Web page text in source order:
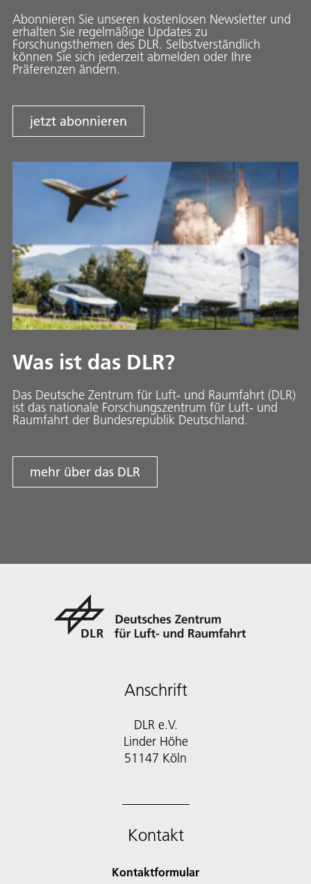
Abonnieren Sie unseren kostenlosen Newsletter und
erhalten Sie regelmäßige Updates zu
Forschungsthemen des DLR. Selbstverständlich
können Sie sich jederzeit abmelden oder Ihre
Präferenzen ändern.
jetzt abonnieren
Was ist das DLR?
Das Deutsche Zentrum für Luft- und Raumfahrt (DLR)
ist das nationale Forschungszentrum für Luft- und
Raumfahrt der Bundesrepublik Deutschland.
mehr über das DLR
Anschrift
DLR e.V.
Linder Höhe
51147 Köln
Kontakt
Kontaktformular